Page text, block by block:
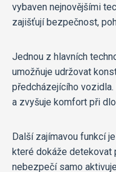
vybaven nejnovějšími
zajišťují bezpečnost,
Jednou z hlavních
umožňuje udržovat
předcházejícího
a zvyšuje komfort při
Další zajímavou funkcí
které dokáže detekovat
nebezpečí samo